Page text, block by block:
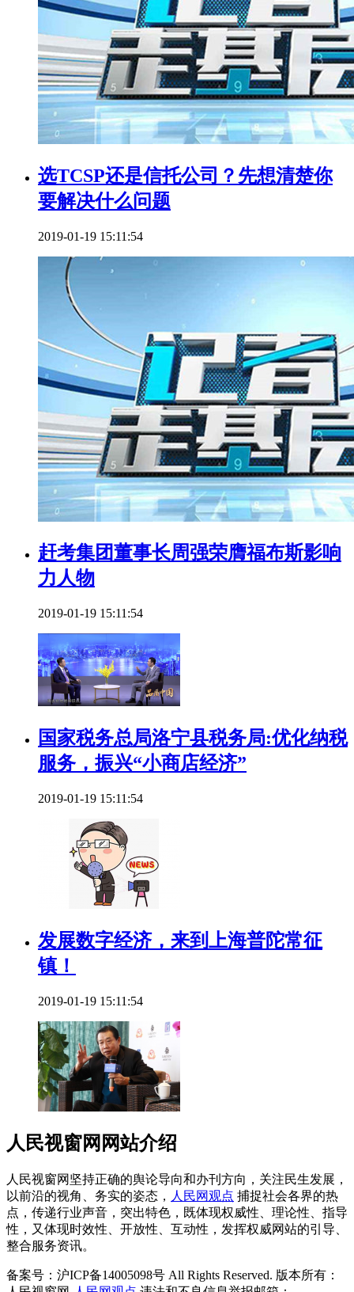
选TCSP还是信托公司？先想清楚你
要解决什么问题
2019-01-19 15:11:54
赶考集团董事长周强荣膺福布斯影响
力人物
2019-01-19 15:11:54
国家税务总局洛宁县税务局:优化纳税
服务，振兴“小商店经济”
2019-01-19 15:11:54
发展数字经济，来到上海普陀常征
镇！
2019-01-19 15:11:54
人民视窗网网站介绍
人民视窗网坚持正确的舆论导向和办刊方向，关注民生发展，
以前沿的视角、务实的姿态， 人民网观点 捕捉社会各界的热
点，传递行业声音，突出特色，既体现权威性、理论性、指导
性，又体现时效性、开放性、互动性，发挥权威网站的引导、
整合服务资讯。
备案号：沪ICP备14005098号 All Rights Reserved. 版本所有：